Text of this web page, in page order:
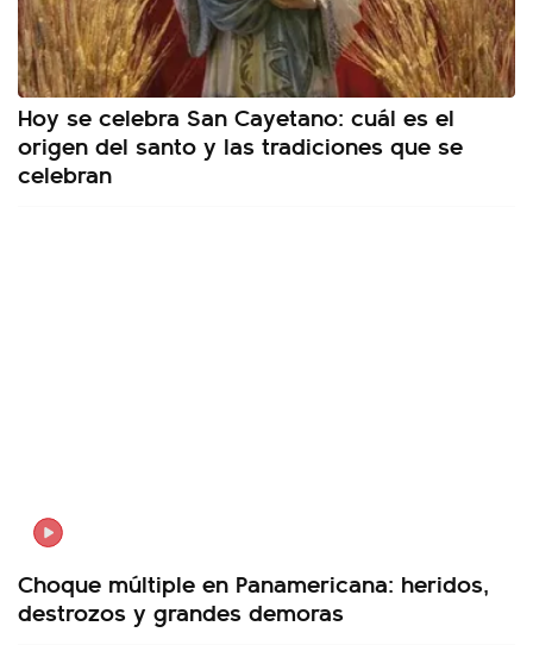
Hoy se celebra San Cayetano: cuál es el
origen del santo y las tradiciones que se
celebran
Choque múltiple en Panamericana: heridos,
destrozos y grandes demoras